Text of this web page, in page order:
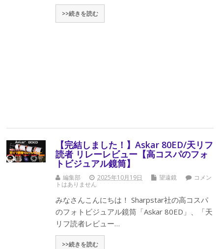
>>続きを読む
【完結しました！】Askar 80ED/天リフ
読者 リレーレビュー【高コスパのフォ
トビジュアル鏡筒】
編集部 2025年10月19日 望遠鏡
コメン
トはありません
みなさんこんにちは！ Sharpstar社の高コスパ
のフォトビジュアル鏡筒「Askar 80ED」、「天
リフ読者レビュー…
>>続きを読む